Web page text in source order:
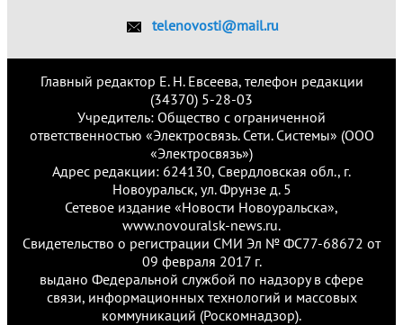
telenovosti@mail.ru
Главный редактор Е. Н. Евсеева, телефон редакции
(34370) 5-28-03
Учредитель: Общество с ограниченной
ответственностью «Электросвязь. Сети. Системы» (ООО
«Электросвязь»)
Адрес редакции: 624130, Свердловская обл., г.
Новоуральск, ул. Фрунзе д. 5
Сетевое издание «Новости Новоуральска»,
www.novouralsk-news.ru.
Свидетельство о регистрации СМИ Эл № ФС77-68672 от
09 февраля 2017 г.
выдано Федеральной службой по надзору в сфере
связи, информационных технологий и массовых
коммуникаций (Роскомнадзор).